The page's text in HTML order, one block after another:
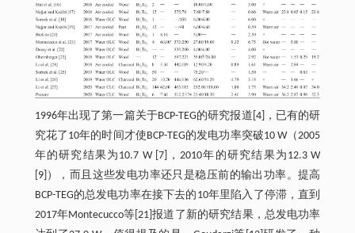
1996年出现了第一篇关于BCP-TEG的研究报道[4]，已有的研
究花了10年的时间才使BCP-TEG的发电功率突破10 W（2005
年的研究结果为10.7 W [7]，2010年的研究结果为12.3 W
[9]），而且这些发电功率还只是稳压前的输出功率。提高
BCP-TEG的总发电功率在接下去的10年里陷入了停滞，直到
2017年Montecucco等[21]报道了新的研究结果，总发电功率